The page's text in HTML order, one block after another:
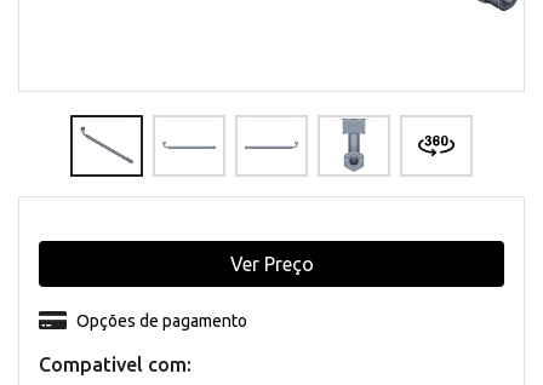
Compativel com:
Opções de pagamento
Ver Preço